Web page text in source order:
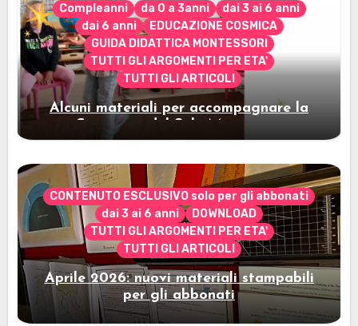
Compleanni da 0 a 3anni
dai 3 ai 6 anni
dai 6 anni
EDUCAZIONE COSMICA
GUIDA DIDATTICA MONTESSORI
TUTTI GLI ARGOMENTI PER ETA'
TUTTI GLI ARTICOLI
Alcuni materiali per accompagnare la
Cerimonia del Sole Montessori
CONTENUTO ESCLUSIVO solo per gli abbonati
dai 3 ai 6 anni
DOWNLOAD
TUTTI GLI ARGOMENTI PER ETA'
TUTTI GLI ARTICOLI
Aprile 2026: nuovi materiali stampabili
per gli abbonati